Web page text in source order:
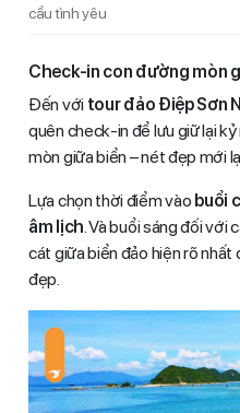
cầu tình yêu
Check-in con đường mòn
Đến với tour đảo Điệp Sơn
quên check-in để lưu giữ lại
mòn giữa biển – nét đẹp mới
Lựa chọn thời điểm vào buổi
âm lịch. Và buổi sáng đối với
cát giữa biển đảo hiện rõ
đẹp.